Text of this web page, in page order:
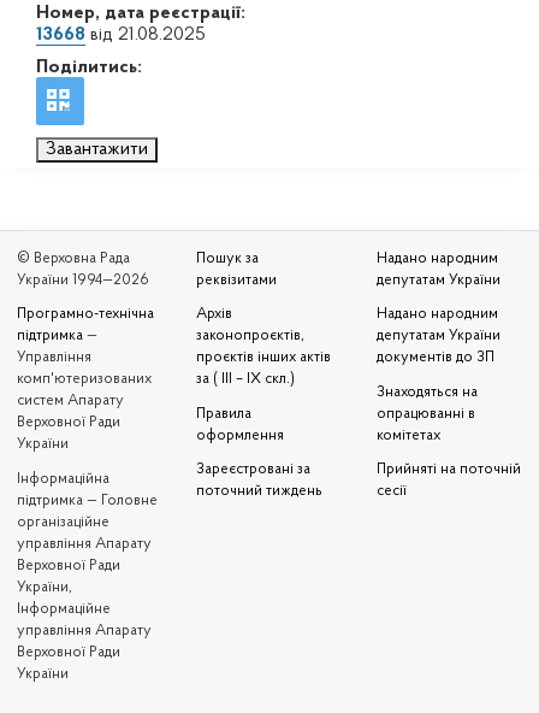
Номер, дата реєстрації:
13668 від 21.08.2025
Поділитись:
Завантажити
© Верховна Рада
України 1994—2026
Програмно-технічна
підтримка —
Управління
комп'ютеризованих
систем Апарату
Верховної Ради
України
Iнформаційна
підтримка — Головне
організаційне
управління Апарату
Верховної Ради
України,
Інформаційне
управління Апарату
Верховної Ради
України
Пошук за
реквізитами
Архів
законопроєктів,
проєктів інших актів
за ( III – IX скл.)
Правила
оформлення
Зареєстровані за
поточний тиждень
Надано народним
депутатам України
Надано народним
депутатам України
документів до ЗП
Знаходяться на
опрацюванні в
комітетах
Прийняті на поточній
сесії